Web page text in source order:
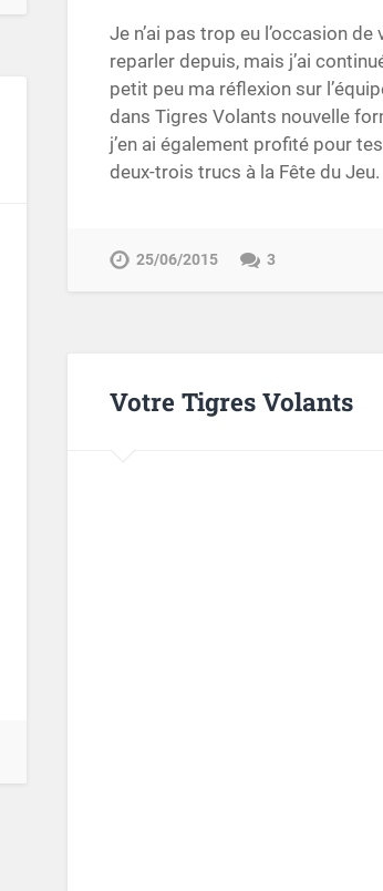
Je n’ai pas trop eu l’occasion de
reparler depuis, mais j’ai
petit peu ma réflexion sur
dans Tigres Volants nouvelle
j’en ai également profité pour
deux-trois trucs à la Fête du Jeu.
25/06/2015 3
Votre Tigres Volants